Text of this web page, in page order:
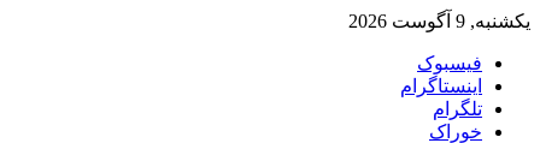
یکشنبه, 9 آگوست 2026
فیسبوک
اینستاگرام
تلگرام
خوراک